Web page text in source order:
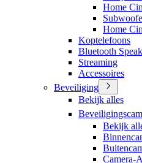
Home
Home
Koptelefoons
Bluetooth
Streaming
Accessoires
Beveiliging
Bekijk alles
Bekijk
Camera-